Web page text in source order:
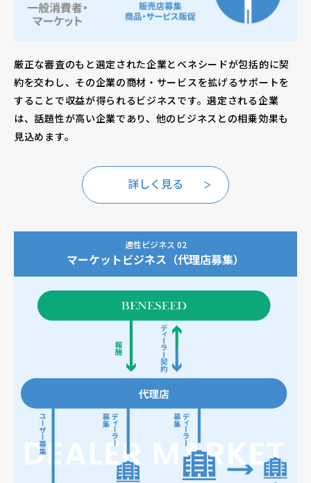
厳正な審査のもと選定された企業とベネシードが包括的に契
約を交わし、その企業の商材・サービスを拡げるサポートを
することで収益が得られるビジネスです。選定される企業
は、話題性が高い企業であり、他のビジネスとの相乗効果も
見込めます。
詳しく見る
適性ビジネス 02
マーケットビジネス（代理店募集）